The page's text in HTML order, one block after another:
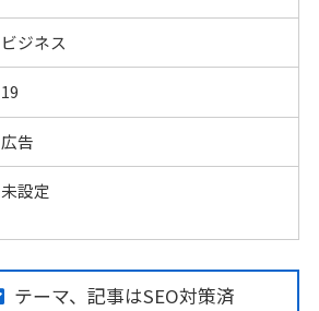
ビジネス
19
広告
未設定
テーマ、記事はSEO対策済